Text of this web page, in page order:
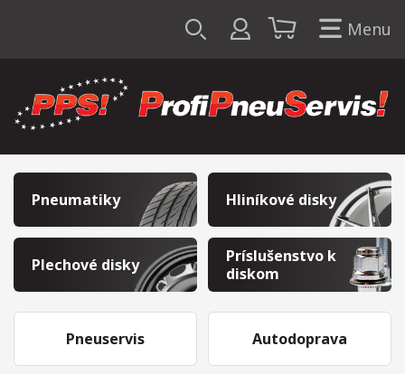
Menu
Pneumatiky Hliníkové disky
Plechové disky
Príslušenstvo k
diskom
Pneuservis Autodoprava